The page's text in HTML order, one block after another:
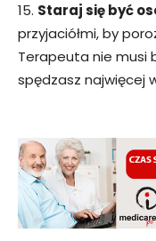
15. Staraj się być
przyjaciółmi, by
Terapeuta nie musi
spędzasz najwięcej